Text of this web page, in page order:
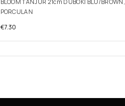
BLOOM TANJUR 21cm DUBOKI BLU/BROWN,
PORCULAN
€7.30